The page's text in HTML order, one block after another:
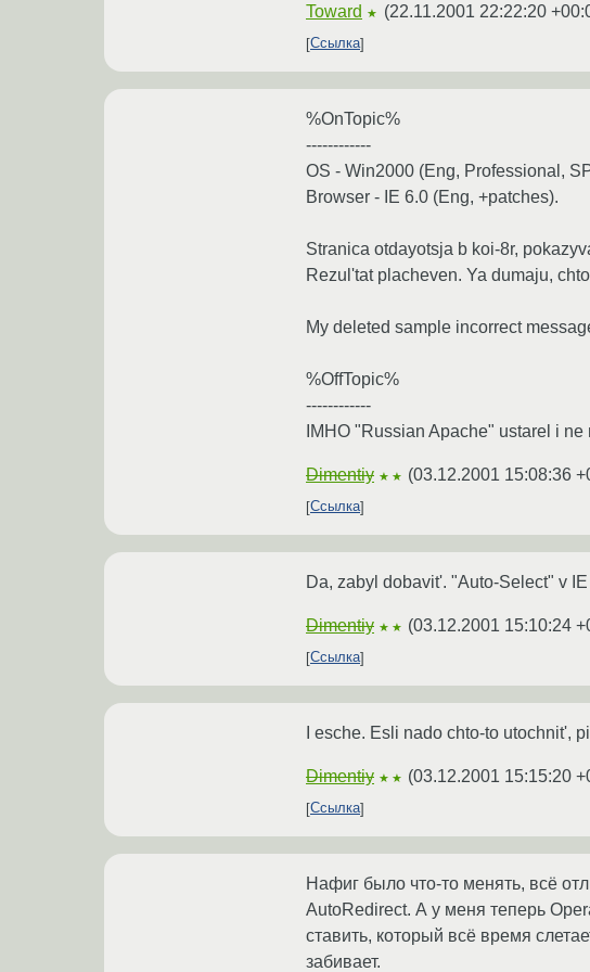
Toward ★ (22.11.2001 22:22:20
Ссылка
%OnTopic%
------------
OS - Win2000 (Eng, Professional,
Browser - IE 6.0 (Eng, +patches).
Stranica otdayotsja b koi-8r,
Rezul'tat placheven. Ya dumaju,
My deleted sample incorrect
%OffTopic%
------------
IMHO "Russian Apache" ustarel i
Dimentiy ★★ (03.12.2001 15:08:36
Ссылка
Da, zabyl dobavit'. "Auto-Select" v
Dimentiy ★★ (03.12.2001 15:10:24
Ссылка
I esche. Esli nado chto-to utochnit',
Dimentiy ★★ (03.12.2001 15:15:20
Ссылка
Нафиг было что-то менять, всё
AutoRedirect. А у меня теперь
ставить, который всё время
забивает.